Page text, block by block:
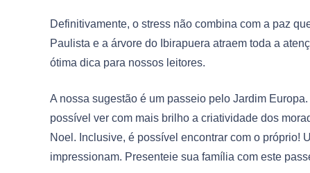
Definitivamente, o stress não combina com a paz
Paulista e a árvore do Ibirapuera atraem toda a
ótima dica para nossos leitores.
A nossa sugestão é um passeio pelo Jardim
possível ver com mais brilho a criatividade dos
Noel. Inclusive, é possível encontrar com o próprio!
impressionam. Presenteie sua família com este